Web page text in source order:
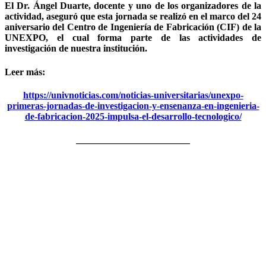
El Dr. Ángel Duarte, docente y uno de los organizadores de la
actividad, aseguró que esta jornada se realizó en el marco del 24
aniversario del Centro de Ingeniería de Fabricación (CIF) de la
UNEXPO, el cual forma parte de las actividades de
investigación de nuestra institución.
Leer más:
https://univnoticias.com/noticias-universitarias/unexpo-
primeras-jornadas-de-investigacion-y-ensenanza-en-ingenieria-
de-fabricacion-2025-impulsa-el-desarrollo-tecnologico/